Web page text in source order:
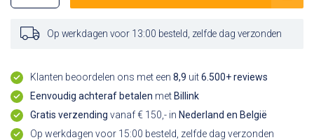
Op werkdagen voor 13:00 besteld, zelfde dag verzonden
Klanten beoordelen ons met een 8,9 uit6.500+ reviews
Eenvoudig achteraf betalen met Billink
Gratis verzending vanaf € 150,- in Nederland en België
Op werkdagen voor 15:00 besteld, zelfde dag verzonden